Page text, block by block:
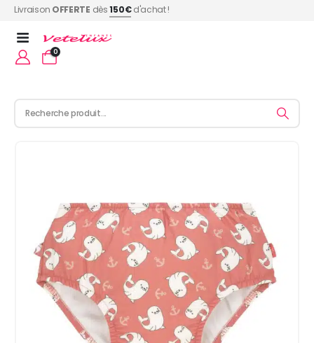
Livraison OFFERTE dès150€d'achat !
0